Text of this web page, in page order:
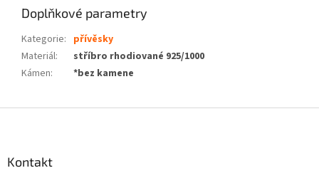
Doplňkové parametry
Kategorie: přívěsky
Materiál:
stříbro rhodiované 925/1000
Kámen: *bez kamene
Kontakt